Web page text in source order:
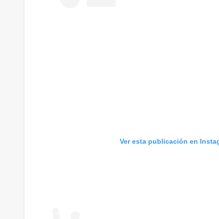
Ver esta publicación en